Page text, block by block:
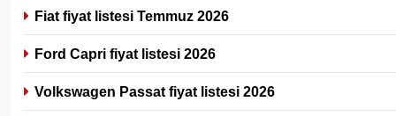
Fiat fiyat listesi Temmuz 2026
Ford Capri fiyat listesi 2026
Volkswagen Passat fiyat listesi 2026